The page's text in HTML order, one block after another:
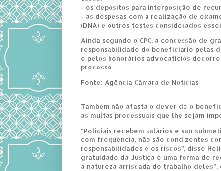
- os depósitos para interposição de
- as despesas com a realização de
(DNA) e outros testes considerados
Ainda segundo o CPC, a concessão de
responsabilidade do beneficiário pelas
e pelos honorários advocatícios
processo
Fonte: Agência Câmara de Notícias
Também não afasta o dever de o
as multas processuais que lhe sejam
“Policiais recebem salários e são
com frequência, não são condizentes
responsabilidades e os riscos”, disse
gratuidade da Justiça é uma forma de
a natureza arriscada do trabalho deles”,